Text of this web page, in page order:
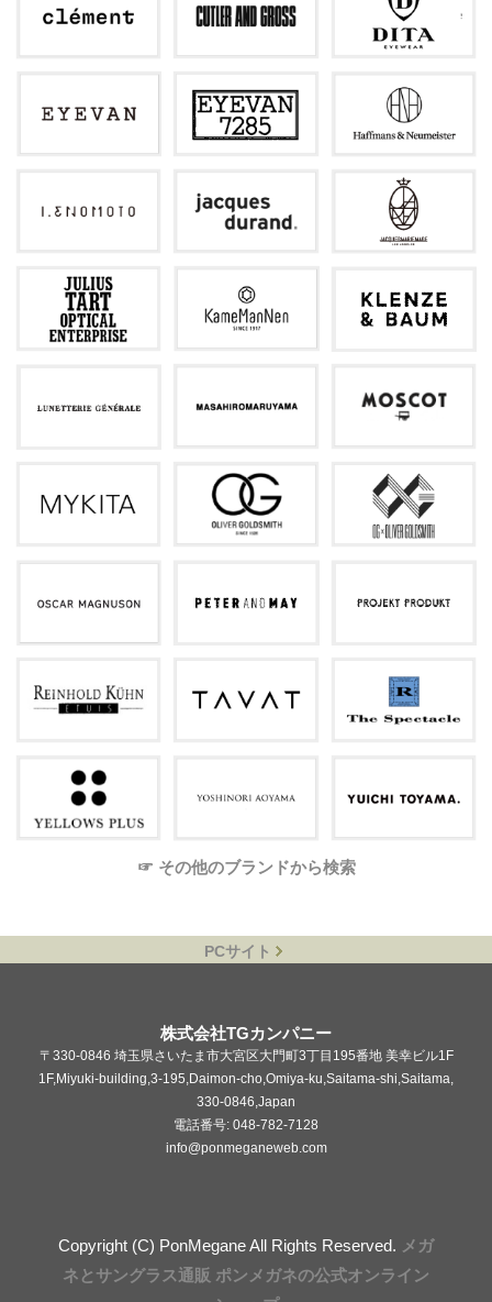
☞ その他のブランドから検索
PCサイト
株式会社TGカンパニー
〒330-0846 埼玉県さいたま市大宮区大門町3丁目195番地 美幸ビル1F
1F,Miyuki-building,3-195,Daimon-cho,Omiya-ku,Saitama-shi,Saitama,
330-0846,Japan
電話番号: 048-782-7128
info@ponmeganeweb.com
Copyright (C) PonMegane All Rights Reserved. メガ
ネとサングラス通販 ポンメガネの公式オンライン